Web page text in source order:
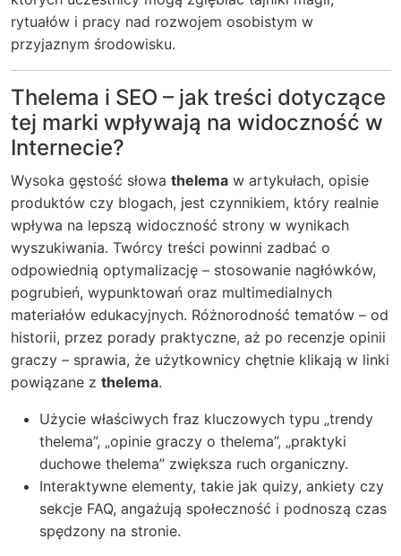
rytuałów i pracy nad rozwojem osobistym w
przyjaznym środowisku.
Thelema i SEO – jak treści dotyczące
tej marki wpływają na widoczność w
Internecie?
Wysoka gęstość słowa thelema w artykułach, opisie
produktów czy blogach, jest czynnikiem, który realnie
wpływa na lepszą widoczność strony w wynikach
wyszukiwania. Twórcy treści powinni zadbać o
odpowiednią optymalizację – stosowanie nagłówków,
pogrubień, wypunktowań oraz multimedialnych
materiałów edukacyjnych. Różnorodność tematów – od
historii, przez porady praktyczne, aż po recenzje opinii
graczy – sprawia, że użytkownicy chętnie klikają w linki
powiązane z thelema.
Użycie właściwych fraz kluczowych typu „trendy
thelema”, „opinie graczy o thelema”, „praktyki
duchowe thelema” zwiększa ruch organiczny.
Interaktywne elementy, takie jak quizy, ankiety czy
sekcje FAQ, angażują społeczność i podnoszą czas
spędzony na stronie.